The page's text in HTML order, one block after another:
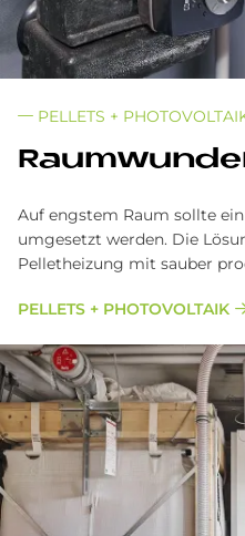
PELLETS +
Auf engstem Raum sollte
umgesetzt werden. Die
Pelletheizung mit sauber
PELLETS + PHOTOVOLTAIK